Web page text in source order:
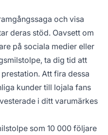
och visa
deras stöd. Oavsett om
på sociala medier eller
ta dig tid att
Att fira dessa
kunder till lojala fans
i ditt varumärkes
som 10 000 följare